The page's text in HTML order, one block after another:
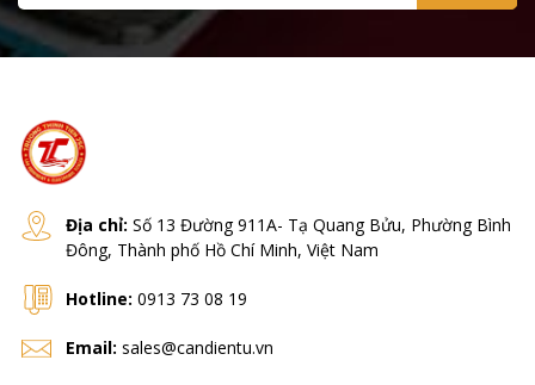
Địa chỉ: Số 13 Đường 911A- Tạ Quang Bửu, Phường Bình
Đông, Thành phố Hồ Chí Minh, Việt Nam
Hotline: 0913 73 08 19
Email: sales@candientu.vn